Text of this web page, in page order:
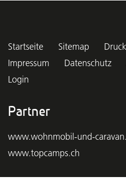
Startseite Sitemap
Impressum
Datenschutz
Login
Partner
www.wohnmobil-und-
www.topcamps.ch